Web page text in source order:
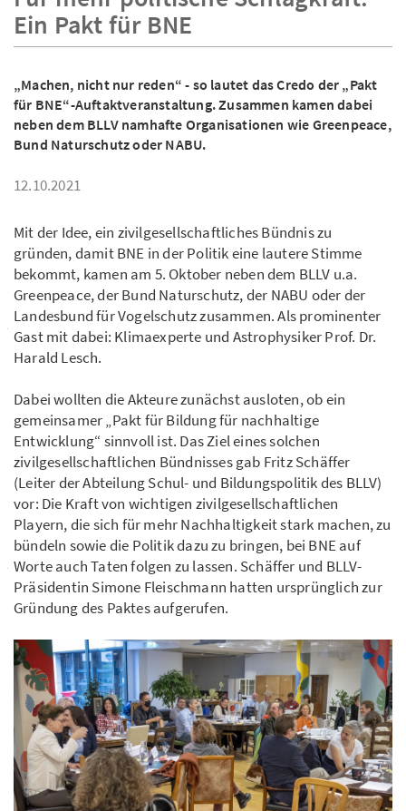
Ein Pakt für BNE
„Machen, nicht nur reden“ - so lautet das Credo der „Pakt
für BNE“-Auftaktveranstaltung. Zusammen kamen dabei
neben dem BLLV namhafte Organisationen wie Greenpeace,
Bund Naturschutz oder NABU.
12.10.2021
Mit der Idee, ein zivilgesellschaftliches Bündnis zu
gründen, damit BNE in der Politik eine lautere Stimme
bekommt, kamen am 5. Oktober neben dem BLLV u.a.
Greenpeace, der Bund Naturschutz, der NABU oder der
Landesbund für Vogelschutz zusammen. Als prominenter
Gast mit dabei: Klimaexperte und Astrophysiker Prof. Dr.
Harald Lesch.
Dabei wollten die Akteure zunächst ausloten, ob ein
gemeinsamer „Pakt für Bildung für nachhaltige
Entwicklung“ sinnvoll ist. Das Ziel eines solchen
zivilgesellschaftlichen Bündnisses gab Fritz Schäffer
(Leiter der Abteilung Schul- und Bildungspolitik des BLLV)
vor: Die Kraft von wichtigen zivilgesellschaftlichen
Playern, die sich für mehr Nachhaltigkeit stark machen, zu
bündeln sowie die Politik dazu zu bringen, bei BNE auf
Worte auch Taten folgen zu lassen. Schäffer und BLLV-
Präsidentin Simone Fleischmann hatten ursprünglich zur
Gründung des Paktes aufgerufen.